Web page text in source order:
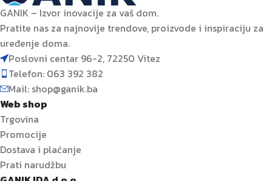
GANIK – Izvor inovacije za vaš dom.
Pratite nas za najnovije trendove, proizvode i inspiraciju za
uređenje doma.
Poslovni centar 96-2, 72250 Vitez
Telefon: 063 392 382
Mail: shop@ganik.ba
Web shop
Trgovina
Promocije
Dostava i plaćanje
Prati narudžbu